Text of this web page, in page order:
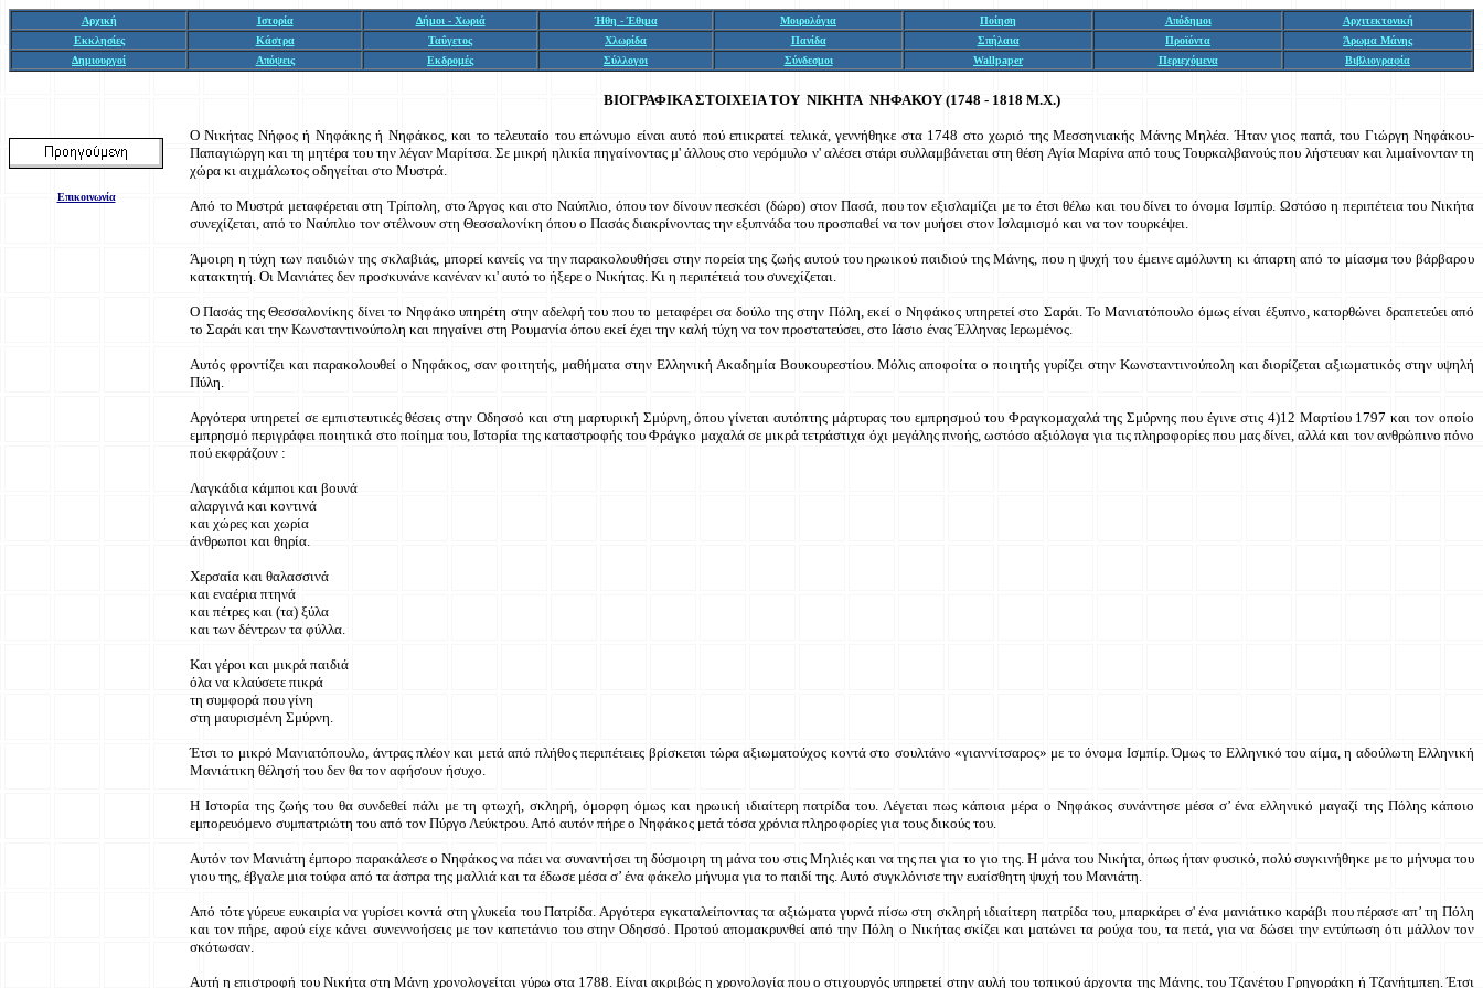
Αρχική Ιστορία Δήμοι - Χωριά Ήθη - Έθιμα Μοιρολόγια Ποίηση Απόδημοι
Αρχιτεκτονική
Εκκλησίες
Κάστρα Ταΰγετος Χλωρίδα Πανίδα Σπήλαια Προϊόντα
Άρωμα Μάνης
Δημιουργοί
Απόψεις Εκδρομές Σύλλογοι Σύνδεσμοι Wallpaper Περιεχόμενα Βιβλιογραφία
Επικοινωνία
ΒΙΟΓΡΑΦΙΚΑ ΣΤΟΙΧΕΙΑ ΤΟΥ ΝΙΚΗΤΑ ΝΗΦΑΚΟΥ (1748 - 1818 Μ.Χ.)
Ο Νικήτας Νήφος ή Νηφάκης ή Νηφάκος, και το τελευταίο του επώνυμο είναι αυτό πού επικρατεί τελικά, γεννήθηκε στα 1748 στο χωριό της Μεσσηνιακής Μάνης Μηλέα. Ήταν γιος παπά, του Γιώργη Νηφάκου-
Παπαγιώργη και τη μητέρα του την λέγαν Μαρίτσα. Σε μικρή ηλικία πηγαίνοντας μ' άλλους στο νερόμυλο ν' αλέσει στάρι συλλαμβάνεται στη θέση Αγία Μαρίνα από τους Τουρκαλβανούς που λήστευαν και λιμαίνονταν τη
χώρα κι αιχμάλωτος οδηγείται στο Μυστρά.
Από το Μυστρά μεταφέρεται στη Τρίπολη, στο Άργος και στο Ναύπλιο, όπου τον δίνουν πεσκέσι (δώρο) στον Πασά, που τον εξισλαμίζει με το έτσι θέλω και του δίνει το όνομα Ισμπίρ. Ωστόσο η περιπέτεια του Νικήτα
συνεχίζεται, από το Ναύπλιο τον στέλνουν στη Θεσσαλονίκη όπου ο Πασάς διακρίνοντας την εξυπνάδα του προσπαθεί να τον μυήσει στον Ισλαμισμό και να τον τουρκέψει.
Άμοιρη η τύχη των παιδιών της σκλαβιάς, μπορεί κανείς να την παρακολουθήσει στην πορεία της ζωής αυτού του ηρωικού παιδιού της Μάνης, που η ψυχή του έμεινε αμόλυντη κι άπαρτη από το μίασμα του βάρβαρου
κατακτητή. Οι Μανιάτες δεν προσκυνάνε κανέναν κι' αυτό το ήξερε ο Νικήτας. Κι η περιπέτειά του συνεχίζεται.
Ο Πασάς της Θεσσαλονίκης δίνει το Νηφάκο υπηρέτη στην αδελφή του που το μεταφέρει σα δούλο της στην Πόλη, εκεί ο Νηφάκος υπηρετεί στο Σαράι. Το Μανιατόπουλο όμως είναι έξυπνο, κατορθώνει δραπετεύει από
το Σαράι και την Κωνσταντινούπολη και πηγαίνει στη Ρουμανία όπου εκεί έχει την καλή τύχη να τον προστατεύσει, στο Ιάσιο ένας Έλληνας Ιερωμένος.
Αυτός φροντίζει και παρακολουθεί ο Νηφάκος, σαν φοιτητής, μαθήματα στην Ελληνική Ακαδημία Βουκουρεστίου. Μόλις αποφοίτα ο ποιητής γυρίζει στην Κωνσταντινούπολη και διορίζεται αξιωματικός στην υψηλή
Πύλη.
Αργότερα υπηρετεί σε εμπιστευτικές θέσεις στην Οδησσό και στη μαρτυρική Σμύρνη, όπου γίνεται αυτόπτης μάρτυρας του εμπρησμού του Φραγκομαχαλά της Σμύρνης που έγινε στις 4)12 Μαρτίου 1797 και τον οποίο
εμπρησμό περιγράφει ποιητικά στο ποίημα του, Ιστορία της καταστροφής του Φράγκο μαχαλά σε μικρά τετράστιχα όχι μεγάλης πνοής, ωστόσο αξιόλογα για τις πληροφορίες που μας δίνει, αλλά και τον ανθρώπινο πόνο
πού εκφράζουν :
Λαγκάδια κάμποι και βουνά
αλαργινά και κοντινά
και χώρες και χωρία
άνθρωποι και θηρία.
Χερσαία και θαλασσινά
και εναέρια πτηνά
και πέτρες και (τα) ξύλα
και των δέντρων τα φύλλα.
Και γέροι και μικρά παιδιά
όλα να κλαύσετε πικρά
τη συμφορά που γίνη
στη μαυρισμένη Σμύρνη.
Έτσι το μικρό Μανιατόπουλο, άντρας πλέον και μετά από πλήθος περιπέτειες βρίσκεται τώρα αξιωματούχος κοντά στο σουλτάνο «γιαννίτσαρος» με το όνομα Ισμπίρ. Όμως το Ελληνικό του αίμα, η αδούλωτη Ελληνική
Μανιάτικη θέλησή του δεν θα τον αφήσουν ήσυχο.
Η Ιστορία της ζωής του θα συνδεθεί πάλι με τη φτωχή, σκληρή, όμορφη όμως και ηρωική ιδιαίτερη πατρίδα του. Λέγεται πως κάποια μέρα ο Νηφάκος συνάντησε μέσα σ’ ένα ελληνικό μαγαζί της Πόλης κάποιο
εμπορευόμενο συμπατριώτη του από τον Πύργο Λεύκτρου. Από αυτόν πήρε ο Νηφάκος μετά τόσα χρόνια πληροφορίες για τους δικούς του.
Αυτόν τον Μανιάτη έμπορο παρακάλεσε ο Νηφάκος να πάει να συναντήσει τη δύσμοιρη τη μάνα του στις Μηλιές και να της πει για το γιο της. Η μάνα του Νικήτα, όπως ήταν φυσικό, πολύ συγκινήθηκε με το μήνυμα του
γιου της, έβγαλε μια τούφα από τα άσπρα της μαλλιά και τα έδωσε μέσα σ’ ένα φάκελο μήνυμα για το παιδί της. Αυτό συγκλόνισε την ευαίσθητη ψυχή του Μανιάτη.
Από τότε γύρευε ευκαιρία να γυρίσει κοντά στη γλυκεία του Πατρίδα. Αργότερα εγκαταλείποντας τα αξιώματα γυρνά πίσω στη σκληρή ιδιαίτερη πατρίδα του, μπαρκάρει σ' ένα μανιάτικο καράβι που πέρασε απ’ τη Πόλη
και τον πήρε, αφού είχε κάνει συνεννοήσεις με τον καπετάνιο του στην Οδησσό. Προτού απομακρυνθεί από την Πόλη ο Νικήτας σκίζει και ματώνει τα ρούχα του, τα πετά, για να δώσει την εντύπωση ότι μάλλον τον
σκότωσαν.
Αυτή η επιστροφή του Νικήτα στη Μάνη χρονολογείται γύρω στα 1788. Είναι ακριβώς η χρονολογία που ο στιχουργός υπηρετεί στην αυλή του τοπικού άρχοντα της Μάνης, του Τζανέτου Γρηγοράκη ή Τζανήτμπεη. Έτσι